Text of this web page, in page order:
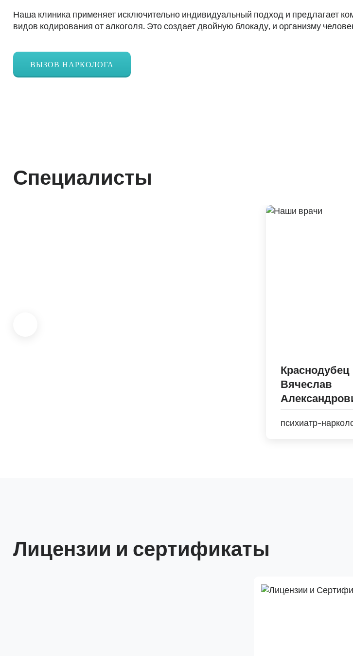
Наша клиника применяет исключительно индивидуальный подход и предлагает
видов кодирования от алкоголя. Это создает двойную блокаду, и организму
ВЫЗОВ НАРКОЛОГА
Специалисты
Краснодубец
Вячеслав
психиатр-
Лицензии и сертификаты